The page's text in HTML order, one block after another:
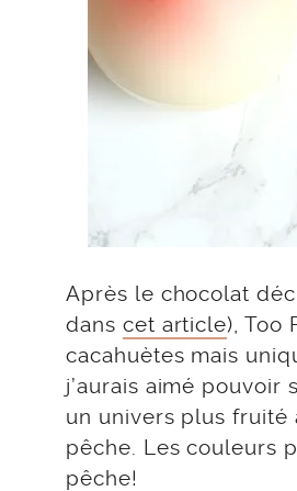
Après le chocolat
dans cet article), Too
cacahuètes mais
j’aurais aimé pouvoir
un univers plus fruité
pêche. Les couleurs
pêche!